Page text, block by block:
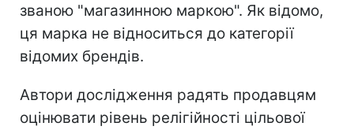
званою "магазинною маркою". Як відомо,
ця марка не відноситься до категорії
відомих брендів.
Автори дослідження радять продавцям
оцінювати рівень релігійності цільової